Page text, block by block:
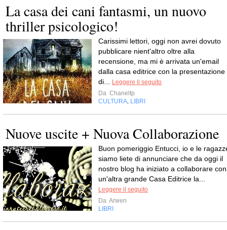
La casa dei cani fantasmi, un nuovo
thriller psicologico!
Carissimi lettori, oggi non avrei dovuto
pubblicare nient'altro oltre alla
recensione, ma mi è arrivata un'email
dalla casa editrice con la presentazione
di...
Leggere il seguito
Da Chaneltp
CULTURA LIBRI
Nuove uscite + Nuova Collaborazione
Buon pomeriggio Entucci, io e le
siamo liete di annunciare che da oggi il
nostro blog ha iniziato a collaborare con
un'altra grande Casa Editrice la...
Leggere il seguito
Da Arwen
LIBRI